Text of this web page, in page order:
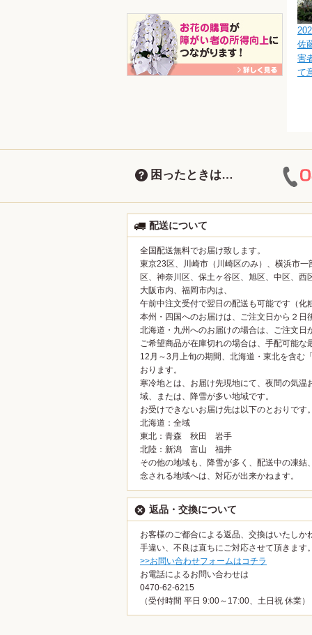
佐
害
て
困ったときは…
配送について
全国配送無料でお届け致します。
東京23区、川崎市（川崎区のみ）、横浜市
区、神奈川区、保土ヶ谷区、旭区、中区、西
大阪市内、福岡市内は、
午前中注文受付で翌日の配送も可能です（化
本州・四国へのお届けは、ご注文日から２日
北海道・九州へのお届けの場合は、ご注文日
ご希望商品が在庫切れの場合は、手配可能な
12月～3月上旬の期間、北海道・東北を含む
おります。
寒冷地とは、お届け先現地にて、夜間の気温
域、または、降雪が多い地域です。
お受けできないお届け先は以下のとおりです
北海道：全域
東北：青森 秋田 岩手
北陸：新潟 富山 福井
その他の地域も、降雪が多く、配送中の凍
念される地域へは、対応が出来かねます。
返品・交換について
お客様のご都合による返品、交換はいたしか
手違い、不良は直ちにご対応させて頂きます
>>お問い合わせフォームはコチラ
お電話によるお問い合わせは
0470-62-6215
（受付時間 平日 9:00～17:00、土日祝 休業）